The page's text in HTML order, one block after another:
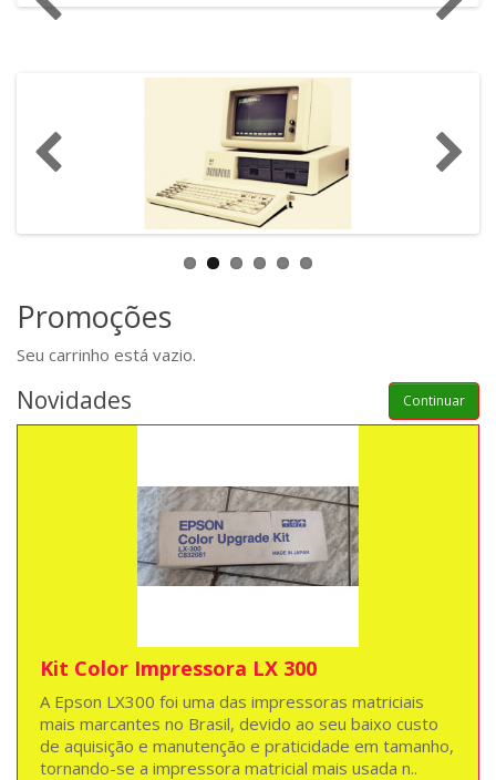
Promoções
Seu carrinho está vazio.
Continuar
Novidades
Kit Color Impressora LX 300
A Epson LX300 foi uma das impressoras matriciais
mais marcantes no Brasil, devido ao seu baixo custo
de aquisição e manutenção e praticidade em tamanho,
tornando-se a impressora matricial mais usada n..